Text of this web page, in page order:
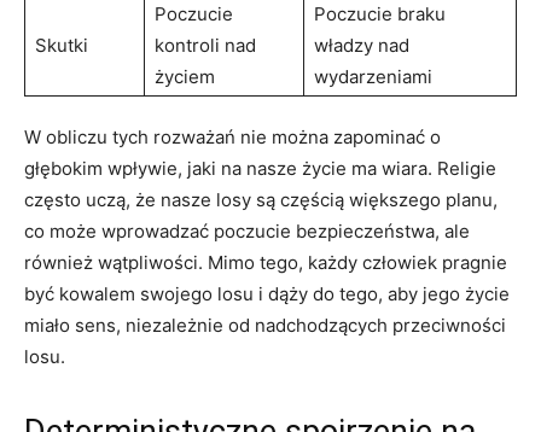
Skutki
Poczucie
kontroli nad⁣
życiem
Poczucie ‌braku
władzy nad
wydarzeniami
W obliczu ‍tych rozważań ⁤nie ⁢można zapominać o‌
głębokim⁢ wpływie, jaki na ‌nasze życie ​ma wiara. Religie⁢
często uczą, że nasze losy są częścią większego planu,
co może wprowadzać poczucie ⁤bezpieczeństwa, ale
również wątpliwości. Mimo tego, ‌każdy człowiek pragnie
być ⁢kowalem swojego losu i dąży⁣ do ⁣tego, aby ‌jego życie
miało⁣ sens, niezależnie ‌od nadchodzących przeciwności
losu.